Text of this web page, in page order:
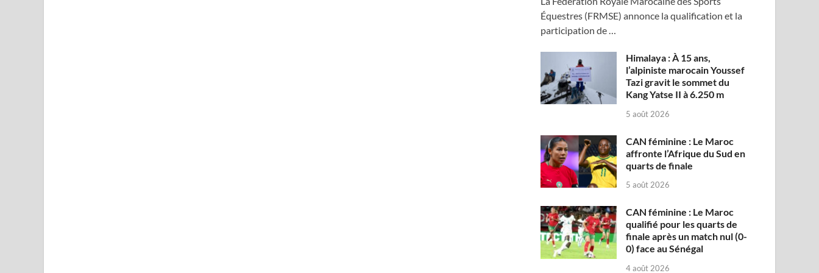
Équestres (FRMSE) annonce la qualification et la
participation de …
Himalaya : À 15 ans,
l’alpiniste marocain Youssef
Tazi gravit le sommet du
Kang Yatse II à 6.250 m
5 août 2026
CAN féminine : Le Maroc
affronte l’Afrique du Sud en
quarts de finale
5 août 2026
CAN féminine : Le Maroc
qualifié pour les quarts de
finale après un match nul (0-
0) face au Sénégal
4 août 2026